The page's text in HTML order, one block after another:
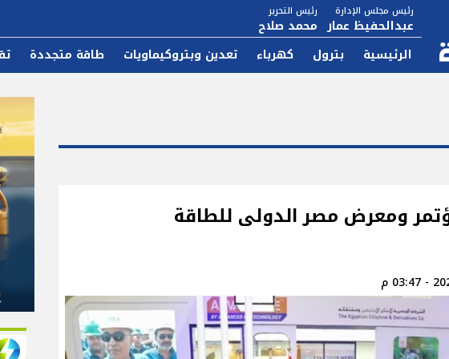
رئيس مجلس الإدارة
عبدالحفيظ عمار
رئيس التحرير
محمد صلاح
الرئيسية بترول كهرباء تعدين وبتروكيماويات طاقة متجددة
ومعرض مصر الدولى للطاقة